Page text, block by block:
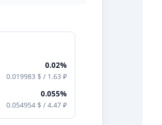
0.02%
0.019983 $ / 1.63 ₽
0.055%
0.054954 $ / 4.47 ₽